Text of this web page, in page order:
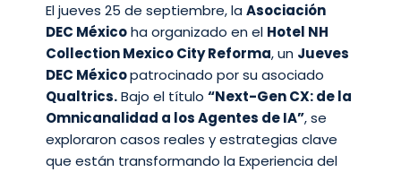
El jueves 25 de septiembre, la Asociación
DEC Méxicoha organizado en el Hotel NH
Collection Mexico City Reforma, un Jueves
DEC Méxicopatrocinado por su asociado
Qualtrics.Bajo el título “Next-Gen CX: de la
Omnicanalidad a los Agentes de IA”, se
exploraron casos reales y estrategias clave
que están transformando la Experiencia del